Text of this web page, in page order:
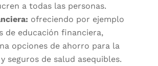
a todas las personas.
ofreciendo por ejemplo
de educación financiera,
opciones de ahorro para la
seguros de salud asequibles.